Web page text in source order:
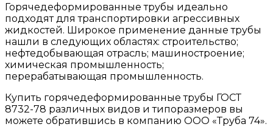
Горячедеформированные трубы идеально
подходят для транспортировки агрессивных
жидкостей. Широкое применение данные трубы
нашли в следующих областях: строительство;
нефтедобывающая отрасль; машиностроение;
химическая промышленность;
перерабатывающая промышленность.
Купить горячедеформированные трубы ГОСТ
8732-78 различных видов и типоразмеров вы
можете обратившись в компанию ООО «Труба 74».